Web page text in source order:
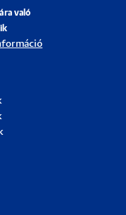
Vasvári Pál utca. 4.
+36-72/501-500
+36 30/787-2913
való